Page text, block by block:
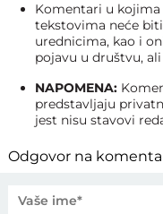
Komentari u kojima
tekstovima neće
urednicima, kao i
pojavu u društvu,
NAPOMENA:
predstavljaju
jest nisu stavovi
Odgovor na